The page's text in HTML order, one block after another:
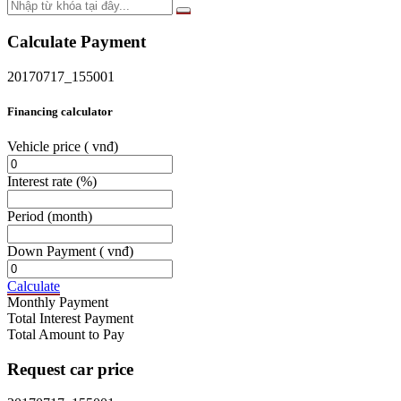
Calculate Payment
20170717_155001
Financing calculator
Vehicle price ( vnđ)
Interest rate (%)
Period (month)
Down Payment ( vnđ)
Calculate
Monthly Payment
Total Interest Payment
Total Amount to Pay
Request car price